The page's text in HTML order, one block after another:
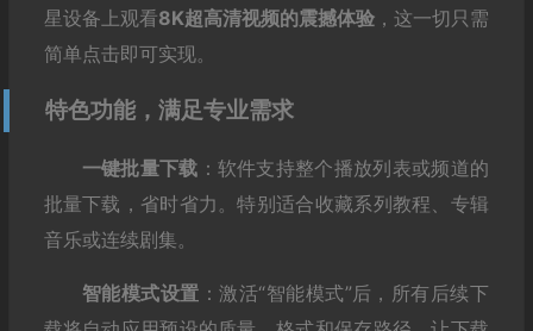
星设备上观看8K超高清视频的震撼体验，这一切只需
简单点击即可实现。
特色功能，满足专业需求
一键批量下载 ：软件支持整个播放列表或频道的
批量下载，省时省力。特别适合收藏系列教程、专辑
音乐或连续剧集。
智能模式设置 ：激活“智能模式”后，所有后续下